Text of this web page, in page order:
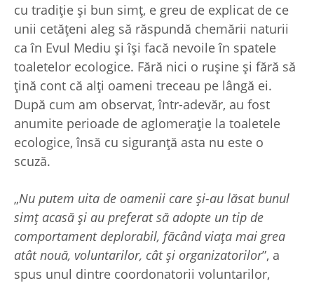
cu tradiție și bun simț, e greu de explicat de ce
unii cetățeni aleg să răspundă chemării naturii
ca în Evul Mediu și își facă nevoile în spatele
toaletelor ecologice. Fără nici o rușine și fără să
țină cont că alți oameni treceau pe lângă ei.
După cum am observat, într-adevăr, au fost
anumite perioade de aglomerație la toaletele
ecologice, însă cu siguranță asta nu este o
scuză.
„Nu putem uita de oamenii care și-au lăsat bunul
simț acasă și au preferat să adopte un tip de
comportament deplorabil, făcând viața mai grea
atât nouă, voluntarilor, cât și organizatorilor”, a
spus unul dintre coordonatorii voluntarilor,